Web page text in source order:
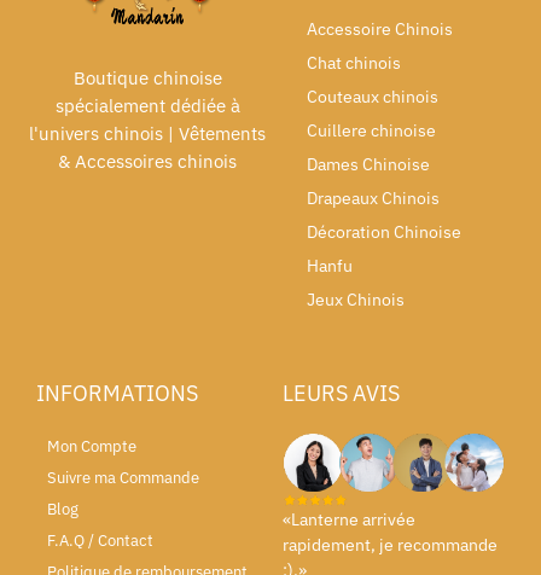
Boutique chinoise
spécialement dédiée à
l'univers chinois | Vêtements
& Accessoires chinois
Accessoire Chinois
Chat chinois
Couteaux chinois
Cuillere chinoise
Dames Chinoise
Drapeaux Chinois
Décoration Chinoise
Hanfu
Jeux Chinois
INFORMATIONS
Mon Compte
Suivre ma Commande
Blog
F.A.Q / Contact
LEURS AVIS
«Lanterne arrivée
rapidement, je recommande